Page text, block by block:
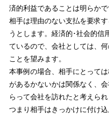
済的利益であることは明らかで
相手は理由のない支払を要求
うとします。経済的･社会的信
ているので、会社としては、
ことを望みます。
本事例の場合、相手にとって
があるかないかは関係なく、
らって会社を訪れたと考えられ
つまり相手はきっかけに付け